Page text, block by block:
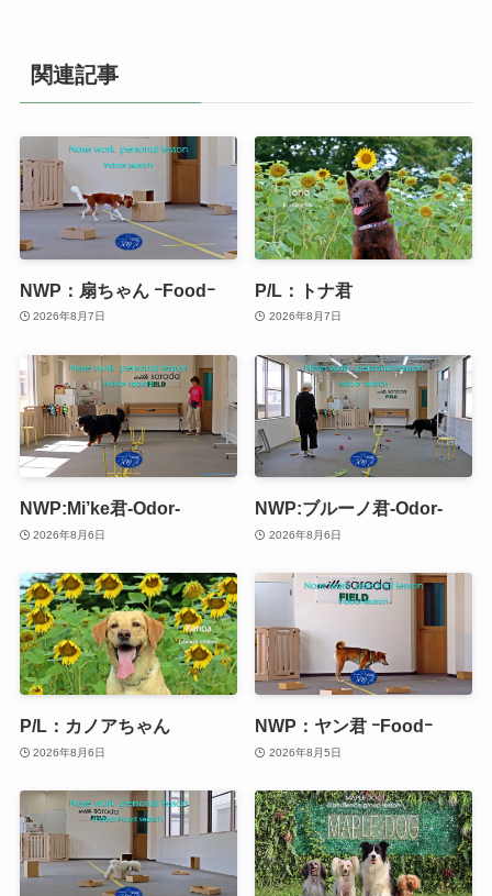
関連記事
NWP：扇ちゃん ｰFoodｰ
2026年8月7日
P/L：トナ君
2026年8月7日
NWP:Mi’ke君-Odor-
2026年8月6日
NWP:ブルーノ君-Odor-
2026年8月6日
P/L：カノアちゃん
2026年8月6日
NWP：ヤン君 ｰFoodｰ
2026年8月5日